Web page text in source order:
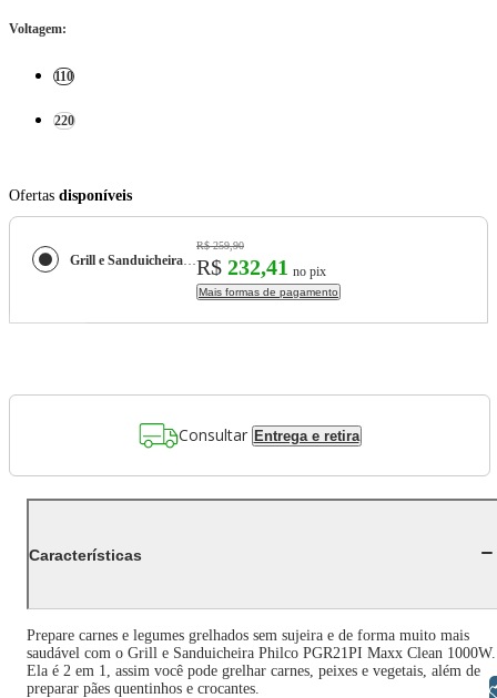
Voltagem:
110
220
Ofertas disponíveis
Grill e Sanduicheira Philco PGR21PI Maxx Clean 1000W
R$ 259,90
R$ 232,41 no pix
Mais formas de pagamento
Consultar Entrega e retira
Características
Prepare carnes e legumes grelhados sem sujeira e de forma muito mais
saudável com o Grill e Sanduicheira Philco PGR21PI Maxx Clean 1000W.
Ela é 2 em 1, assim você pode grelhar carnes, peixes e vegetais, além de
preparar pães quentinhos e crocantes.